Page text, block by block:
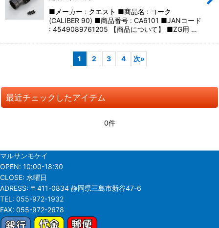
■メーカー : クエスト ■商品名 : ヨーク
(CALIBER 90) ■商品番号 : CA6101 ■JANコード
: 4549089761205 【商品について】 ■ZG用 …
1 2 3 4 次»
最近チェックしたアイテム
0件
マルサンモケイ
OPEN: 10:00-18:30
CLOSE: 水曜日
ADRESS: 〒411-0834 静岡県三島市新谷47-6
TEL: 055-972-1932
FAX: 055-972-2678